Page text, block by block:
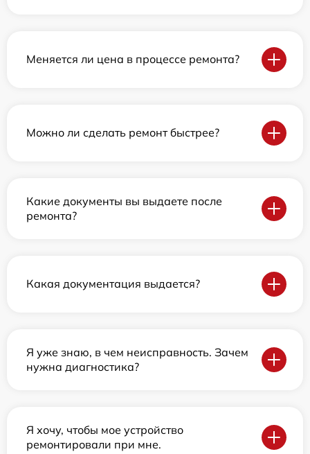
Меняется ли цена в процессе ремонта?
Можно ли сделать ремонт быстрее?
Какие документы вы выдаете после
ремонта?
Какая документация выдается?
Я уже знаю, в чем неисправность. Зачем
нужна диагностика?
Я хочу, чтобы мое устройство
ремонтировали при мне.